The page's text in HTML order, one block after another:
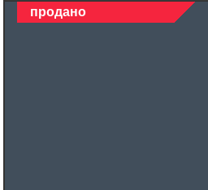
продано